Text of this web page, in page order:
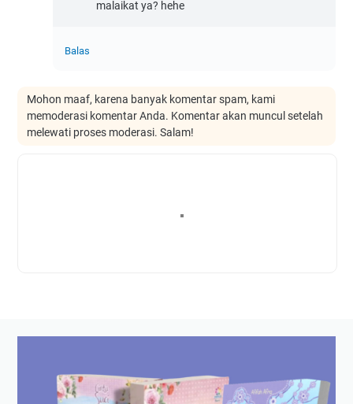
malaikat ya? hehe
Balas
Mohon maaf, karena banyak komentar spam, kami
memoderasi komentar Anda. Komentar akan muncul setelah
melewati proses moderasi. Salam!